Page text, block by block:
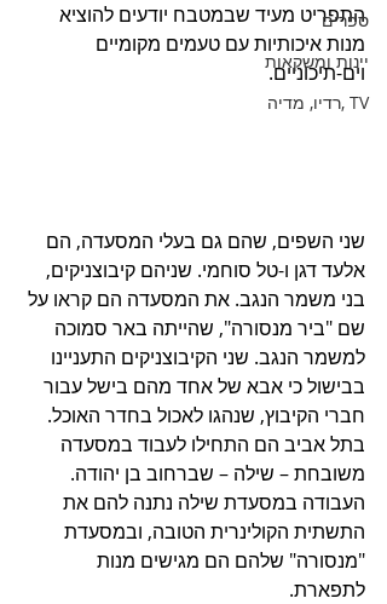
ספרים
יינות ומשקאות
TV ,רדיו, מדיה
התפריט מעיד שבמטבח יודעים להוציא
מנות איכותיות עם טעמים מקומיים
וים-תיכוניים.
שני השפים, שהם גם בעלי המסעדה, הם
אלעד דגן ו-טל סוחמי. שניהם קיבוצניקים,
בני משמר הנגב. את המסעדה הם קראו על
שם "ביר מנסורה", שהייתה באר סמוכה
למשמר הנגב. שני הקיבוצניקים התעניינו
בבישול כי אבא של אחד מהם בישל עבור
חברי הקיבוץ, שנהגו לאכול בחדר האוכל.
בתל אביב הם התחילו לעבוד במסעדה
משובחת – שילה – שברחוב בן יהודה.
העבודה במסעדת שילה נתנה להם את
התשתית הקולינרית הטובה, ובמסעדת
"מנסורה" שלהם הם מגישים מנות
לתפארת.